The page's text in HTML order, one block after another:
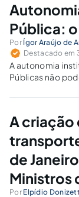
vivências
judiciais.
Pública:
Por Ígor Araújo de
Destacado em
A autonomia
Públicas não
utilização
Poderes
A criação
de
Ministros
Por Elpídio